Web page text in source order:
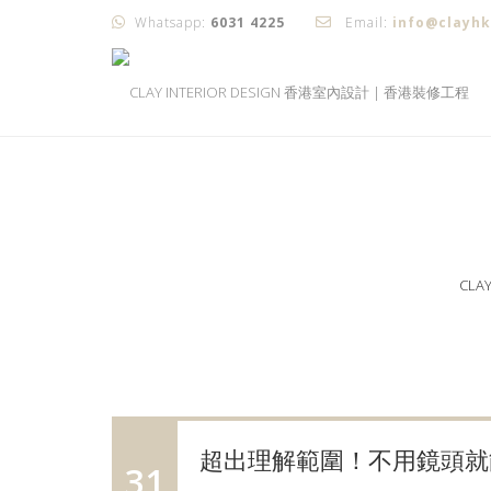
Whatsapp: 6031 4225 Email:
超出理解範圍！不用鏡頭